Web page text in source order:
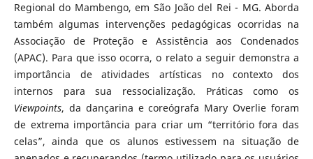
Regional do Mambengo, em São João del Rei - MG. Aborda
também algumas intervenções pedagógicas ocorridas na
Associação de Proteção e Assistência aos Condenados
(APAC). Para que isso ocorra, o relato a seguir demonstra a
importância de atividades artísticas no contexto dos
internos para sua ressocialização. Práticas como os
Viewpoints, da dançarina e coreógrafa Mary Overlie foram
de extrema importância para criar um “território fora das
celas”, ainda que os alunos estivessem na situação de